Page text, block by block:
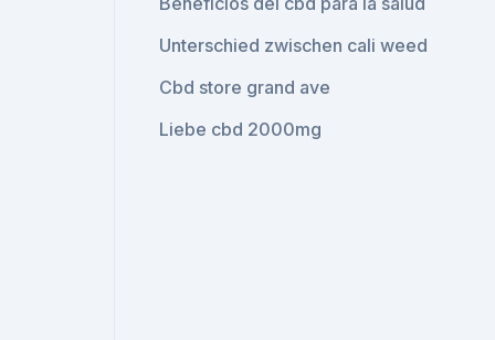
Unterschied zwischen cali weed
Cbd store grand ave
Liebe cbd 2000mg